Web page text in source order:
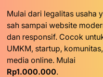
Mulai dari legalitas usaha
sah sampai website
dan responsif. Cocok
UMKM, startup,
media online. Mulai
Rp1.000.000.